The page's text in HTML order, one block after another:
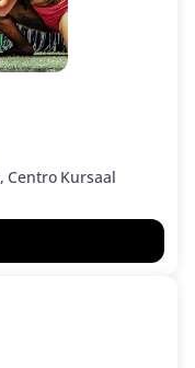
Centro Kursaal